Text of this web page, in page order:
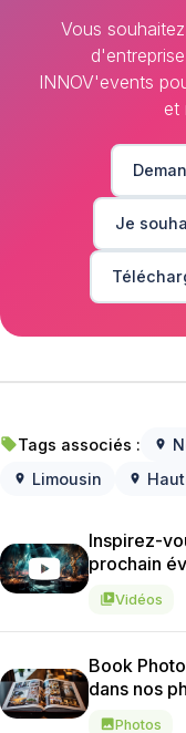
Vous
INNOV'events
et
Je
local_offerTags associés : location_on
location_on Limousin location_on
Inspirez-
prochain
video_libraryVidéos
Book
dans nos
image Photos